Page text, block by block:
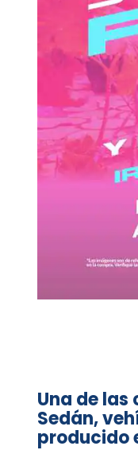
Una de
Sedán,
producido